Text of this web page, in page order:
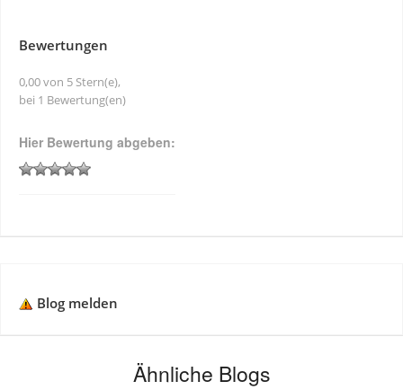
Bewertungen
0,00 von 5 Stern(e),
bei 1 Bewertung(en)
Hier Bewertung abgeben:
Blog melden
Ähnliche Blogs